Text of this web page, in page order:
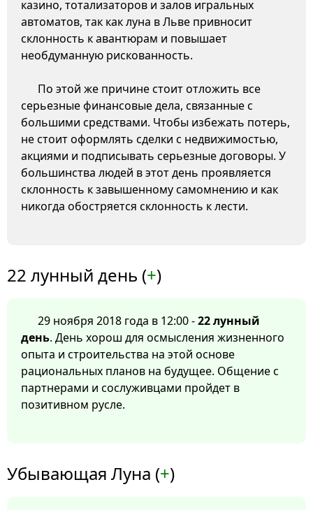
казино, тотализаторов и залов игральных
автоматов, так как луна в Льве привносит
склонность к авантюрам и повышает
необдуманную рискованность.
По этой же причине стоит отложить все
серьезные финансовые дела, связанные с
большими средствами. Чтобы избежать потерь,
не стоит оформлять сделки с недвижимостью,
акциями и подписывать серьезные договоры. У
большинства людей в этот день проявляется
склонность к завышенному самомнению и как
никогда обостряется склонность к лести.
22 лунный день (+)
29 ноября 2018 года в 12:00 -22 лунный
день. День хорош для осмысления жизненного
опыта и строительства на этой основе
рациональных планов на будущее. Общение с
партнерами и сослуживцами пройдет в
позитивном русле.
Убывающая Луна (+)